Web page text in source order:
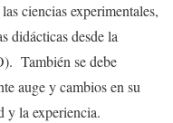
ciencias experimentales,
didácticas desde la
También se debe
auge y cambios en su
y la experiencia.